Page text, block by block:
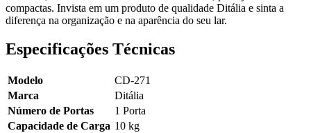
compactas. Invista em um produto de qualidade Ditália e sinta a
diferença na organização e na aparência do seu lar.
Especificações Técnicas
Modelo
CD-271
Marca
Ditália
Número de Portas
1 Porta
Capacidade de Carga 10 kg